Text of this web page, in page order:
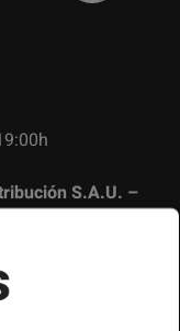
S.A.U. –
Inscripción en
35.061, folio 47,